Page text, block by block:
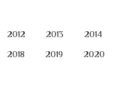
2012 2013
2014
2018 2019 2020